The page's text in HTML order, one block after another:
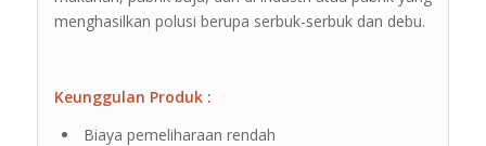
menghasilkan polusi berupa serbuk-serbuk dan debu.
Keunggulan Produk :
Biaya pemeliharaan rendah